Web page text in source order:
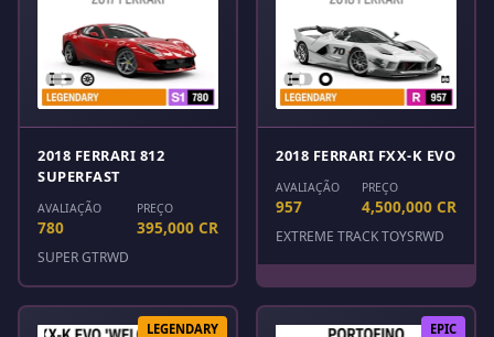
2018 FERRARI 812
SUPERFAST
AVALIAÇÃO
780
PREÇO
395,000 CR
SUPER GTRWD
2018 FERRARI FXX-K EVO
AVALIAÇÃO
957
PREÇO
4,500,000 CR
EXTREME TRACK TOYSRWD
LEGENDARY EPIC